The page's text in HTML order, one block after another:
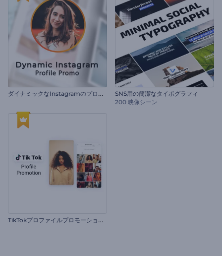
ダ
イナミックなInstagramのプロフィール用の動画
SNS用の簡潔なタイポグラフィ
200 映像シーン
T
ikTokプロファイルプロモーションビデオ